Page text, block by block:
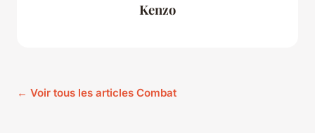
Kenzo
← Voir tous les articles Combat